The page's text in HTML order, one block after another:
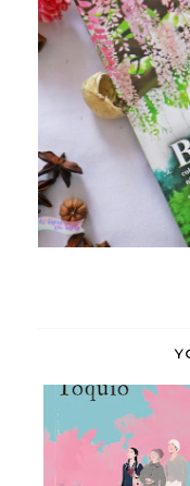
Doce Tóquio -